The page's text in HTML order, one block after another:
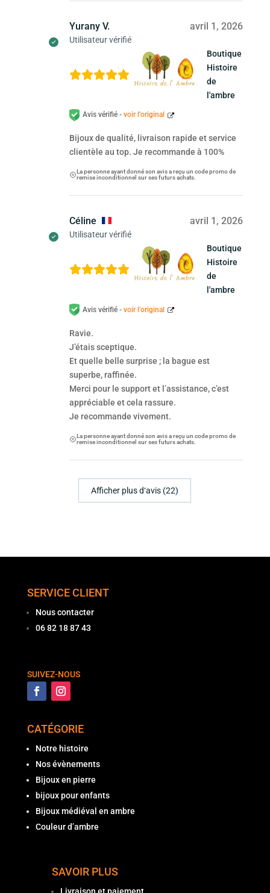
Yurany V.
Utilisateur vérifié
avril 1, 2026
Boutique
Histoire
de
l'ambre
Avis vérifié - voir l’original
Bijoux de qualité, livraison rapide et service
clientèle au top. Je recommande à 100%
La personne ayant donné son avis a reçu un code promo de
remise inconditionnel sur ses futurs achats.
Céline
Utilisateur vérifié
avril 1, 2026
Boutique
Histoire
de
l'ambre
Avis vérifié - voir l’original
Ravie.
J’étais sceptique.
Et quelle belle surprise ; la bague est
superbe, raffinée.
Merci pour le support et l’assistance, c’est
appréciable et cela rassure.
Je recommande vivement.
La personne ayant donné son avis a reçu un code promo de
remise inconditionnel sur ses futurs achats.
Afficher plus d‘avis (22)
SERVICE CLIENT
Nous contacter
06 82 18 87 43
SUIVEZ-NOUS
CATÉGORIE
Notre histoire
Nos évènements
Bijoux en pierre
bijoux pour enfants
Bijoux médiéval en ambre
Couleur d’ambre
SAVOIR PLUS
Livraison et paiement